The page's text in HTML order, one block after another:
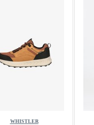
WHISTLER